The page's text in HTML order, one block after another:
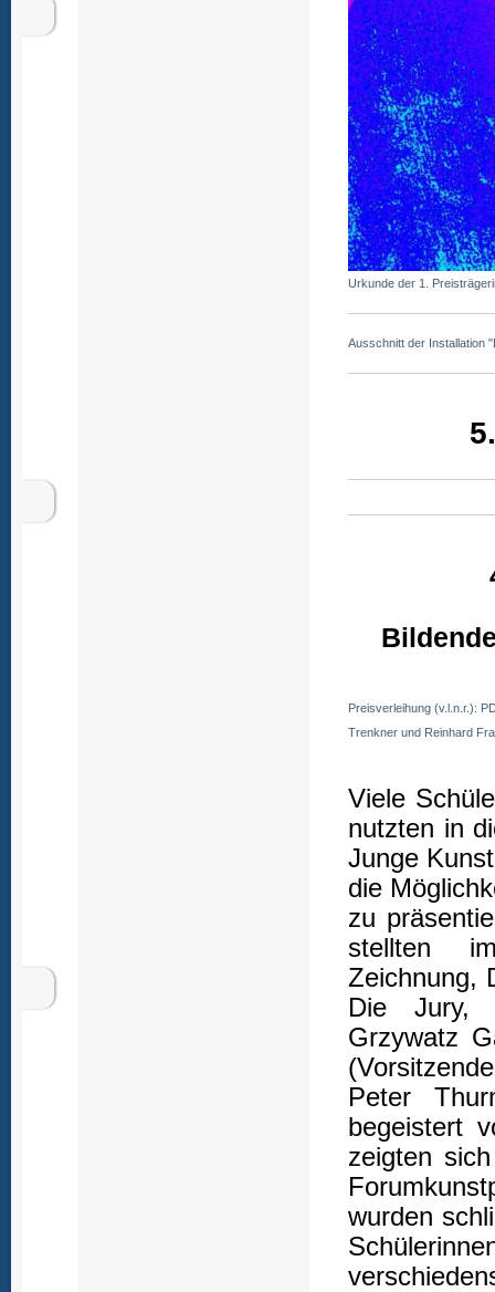
Urkunde der 1.
Ausschnitt der Installation
Preisverleihung (v.l.n.r.):
Trenkner und Reinhard
Viele
nutzten in
Junge
die
zu
stellten
Zeichnung,
Die Jury,
Grzywatz
Peter
begeistert
zeigten
wurden